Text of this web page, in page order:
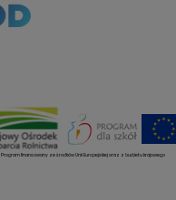
Program finansowany ze środków Unii Europejskiej oraz z budżetu krajowego